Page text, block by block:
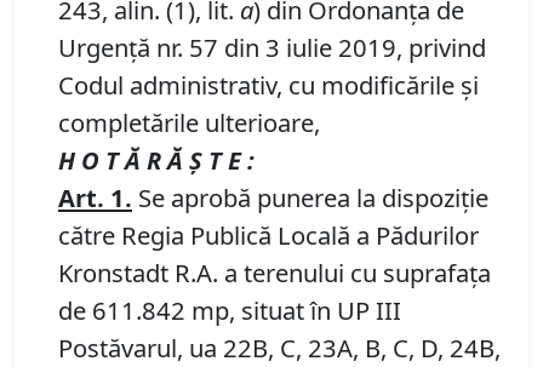
243, alin. (1), lit. a) din Ordonanța de
Urgență nr. 57 din 3 iulie 2019, privind
Codul administrativ, cu modificările și
completările ulterioare,
H O T Ă R Ă Ş T E :
Art. 1. Se aprobă punerea la dispoziţie
către Regia Publică Locală a Pădurilor
Kronstadt R.A. a terenului cu suprafaţa
de 611.842 mp, situat în UP III
Postăvarul, ua 22B, C, 23A, B, C, D, 24B,